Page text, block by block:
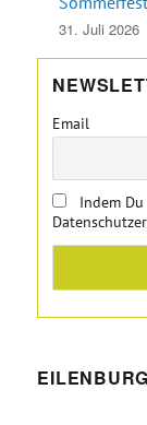
31. Juli 2026
Email
Indem